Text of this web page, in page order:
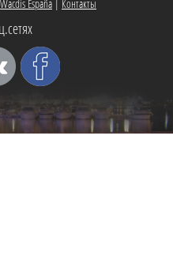
Wacdis España | Контакты